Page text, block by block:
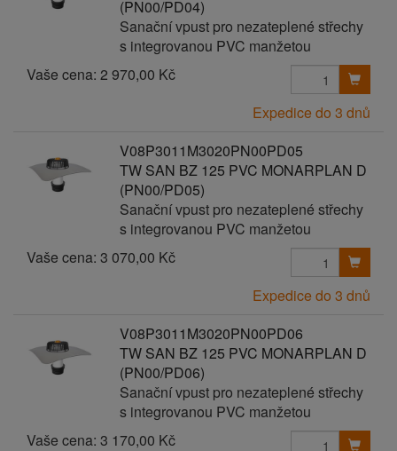
(PN00/PD04)
Sanační vpust pro nezateplené střechy
s integrovanou PVC manžetou
Vaše cena: 2 970,00 Kč
Expedice do 3 dnů
V08P3011M3020PN00PD05
TW SAN BZ 125 PVC MONARPLAN D
(PN00/PD05)
Sanační vpust pro nezateplené střechy
s integrovanou PVC manžetou
Vaše cena: 3 070,00 Kč
Expedice do 3 dnů
V08P3011M3020PN00PD06
TW SAN BZ 125 PVC MONARPLAN D
(PN00/PD06)
Sanační vpust pro nezateplené střechy
s integrovanou PVC manžetou
Vaše cena: 3 170,00 Kč